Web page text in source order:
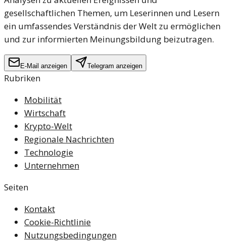
gesellschaftlichen Themen, um Leserinnen und Lesern
ein umfassendes Verständnis der Welt zu ermöglichen
und zur informierten Meinungsbildung beizutragen.
E-Mail anzeigen Telegram anzeigen
Rubriken
Mobilität
Wirtschaft
Krypto-Welt
Regionale Nachrichten
Technologie
Unternehmen
Seiten
Kontakt
Cookie-Richtlinie
Nutzungsbedingungen